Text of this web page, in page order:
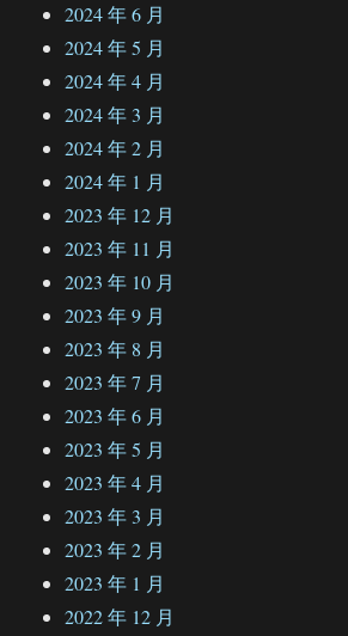
2024 年 6 月
2024 年 5 月
2024 年 4 月
2024 年 3 月
2024 年 2 月
2024 年 1 月
2023 年 12 月
2023 年 11 月
2023 年 10 月
2023 年 9 月
2023 年 8 月
2023 年 7 月
2023 年 6 月
2023 年 5 月
2023 年 4 月
2023 年 3 月
2023 年 2 月
2023 年 1 月
2022 年 12 月